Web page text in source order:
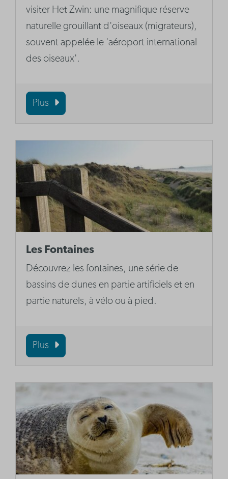
visiter Het Zwin: une magnifique réserve
naturelle grouillant d'oiseaux (migrateurs),
souvent appelée le 'aéroport international
des oiseaux'.
Plus
Les Fontaines
Découvrez les fontaines, une série de
bassins de dunes en partie artificiels et en
partie naturels, à vélo ou à pied.
Plus